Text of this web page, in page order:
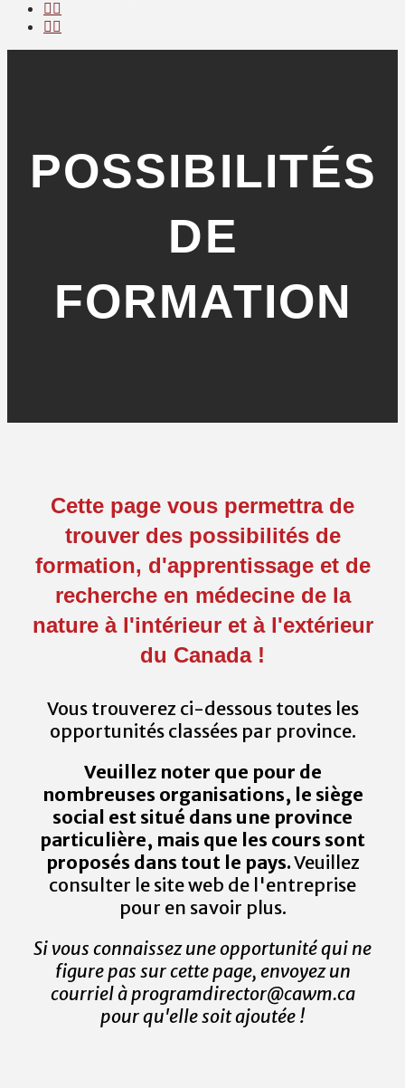
POSSIBILITÉS
DE
FORMATION
Cette page vous permettra de
trouver des possibilités de
formation, d'apprentissage et de
recherche en médecine de la
nature à l'intérieur et à l'extérieur
du Canada !
Vous trouverez ci-dessous toutes les
opportunités classées par province.
Veuillez noter que pour de
nombreuses organisations, le siège
social est situé dans une province
particulière, mais que les cours sont
proposés dans tout le pays.Veuillez
consulter le site web de l'entreprise
pour en savoir plus.
Si vous connaissez une opportunité qui ne
figure pas sur cette page, envoyez un
courriel à programdirector@cawm.ca
pour qu'elle soit ajoutée !